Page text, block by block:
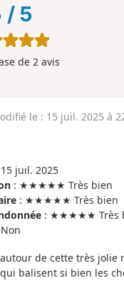
/ 5
de 2 avis
le : 15 juil. 2025 à
juil. 2025
: ★★★★★ Très bien
: ★★★★★ Très bien
: ★★★★★ Très
de cette très jolie
balisent si bien les